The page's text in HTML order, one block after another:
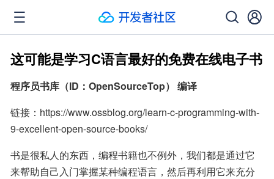
这可能是学习C语言最好的免费在线电子书
程序员书库（ID：OpenSourceTop） 编译
链接：https://www.ossblog.org/learn-c-programming-with-
9-excellent-open-source-books/
书是很私人的东西，编程书籍也不例外，我们都是通过它
来帮助自己入门掌握某种编程语言，然后再利用它来充分